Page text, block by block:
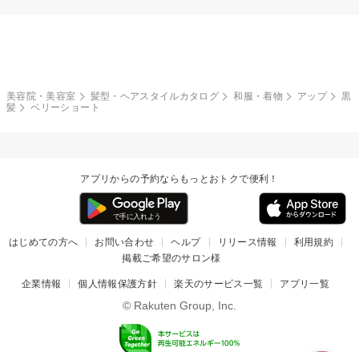
美容院・美容室 髪型・ヘアスタイルカタログ 和服・着物 アップ
黒
髪
ベリーショート
アプリからの予約ならもっとおトクで便利！
はじめての方へ お問い合わせ ヘルプ リリース情報
利用規約
掲載ご希望のサロン様
企業情報 個人情報保護方針 楽天のサービス一覧 アプリ一覧
© Rakuten Group, Inc.